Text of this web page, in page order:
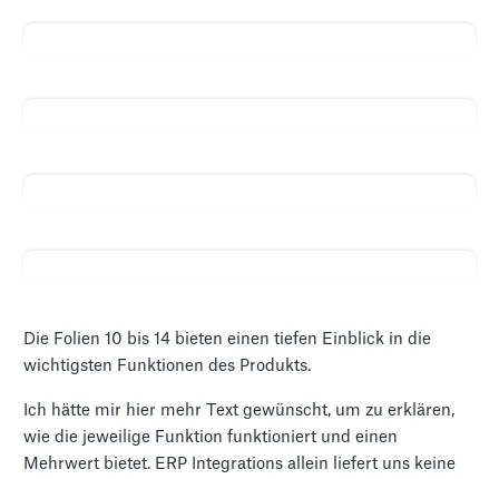
Die Folien 10 bis 14 bieten einen tiefen Einblick in die
wichtigsten Funktionen des Produkts.
Ich hätte mir hier mehr Text gewünscht, um zu erklären,
wie die jeweilige Funktion funktioniert und einen
Mehrwert bietet. ERP Integrations allein liefert uns keine